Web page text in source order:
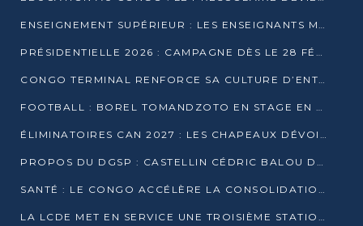
ENSEIGNEMENT SUPÉRIEUR : LES ENSEIGNANTS MAINTIENNENT LA GRÈVE ET EXIGENT UN ACCORD ÉCRIT AVEC L’ÉTAT
PRÉSIDENTIELLE 2026 : CAMPAGNE DÈS LE 28 FÉVRIER, SCRUTIN LES 12 ET 15 MARS
CONGO TERMINAL RENFORCE SA CULTURE D’ENTREPRISE AVEC LE PROGRAMME « WIN TOGETHER »
FOOTBALL : BOREL TOMANDZOTO EN STAGE EN ESPAGNE AVEC POLISSYA FC
ÉLIMINATOIRES CAN 2027 : LES CHAPEAUX DÉVOILÉS, LE CONGO FIXÉ SUR SON SORT
PROPOS DU DGSP : CASTELLIN CÉDRIC BALOU DÉNONCE DES PROPOS INTIMIDANTS
SANTÉ : LE CONGO ACCÉLÈRE LA CONSOLIDATION DE L’OFFRE DE SOINS
LA LCDE MET EN SERVICE UNE TROISIÈME STATION D’EAU POTABLE À MFILOU